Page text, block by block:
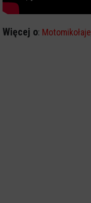
Więcej o: Motomikołaje